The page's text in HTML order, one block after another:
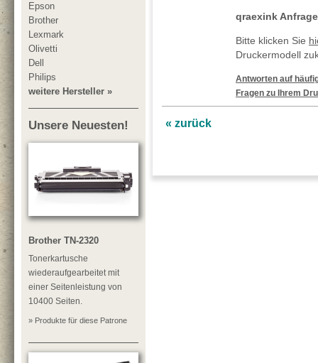
Epson
Brother
Lexmark
Olivetti
Dell
Philips
weitere Hersteller »
Unsere Neuesten!
Brother TN-2320
Tonerkartusche
wiederaufgearbeitet mit
einer Seitenleistung von
10400 Seiten.
» Produkte für diese Patrone
qraexink Anfrage
Bitte klicken Sie
Druckermodell
Antworten auf
Fragen zu Ihrem
« zurück